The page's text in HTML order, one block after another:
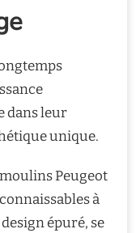
dans leur
unique.
Peugeot
à
épuré, se